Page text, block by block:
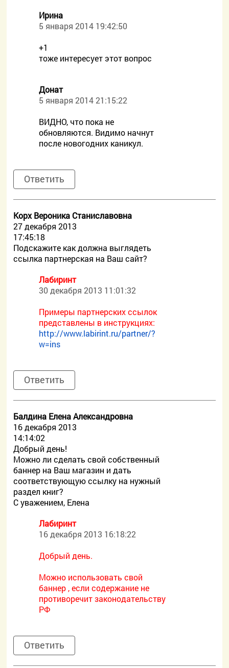
Ирина
5 января 2014 19:42:50
+1
тоже интересует этот вопрос
Донат
5 января 2014 21:15:22
ВИДНО, что пока не
обновляются. Видимо начнут
после новогодних каникул.
Ответить
Корх Вероника Станиславовна
27 декабря 2013
17:45:18
Подскажите как должна выглядеть
ссылка партнерская на Ваш сайт?
Лабиринт
30 декабря 2013 11:01:32
Примеры партнерских ссылок
представлены в инструкциях:
http://www.labirint.ru/partner/?
w=ins
Ответить
Балдина Елена Александровна
16 декабря 2013
14:14:02
Добрый день!
Можно ли сделать свой собственный
баннер на Ваш магазин и дать
соответствующую ссылку на нужный
раздел книг?
С уважением, Елена
Лабиринт
16 декабря 2013 16:18:22
Добрый день.
Можно использовать свой
баннер , если содержание не
противоречит законодательству
РФ
Ответить